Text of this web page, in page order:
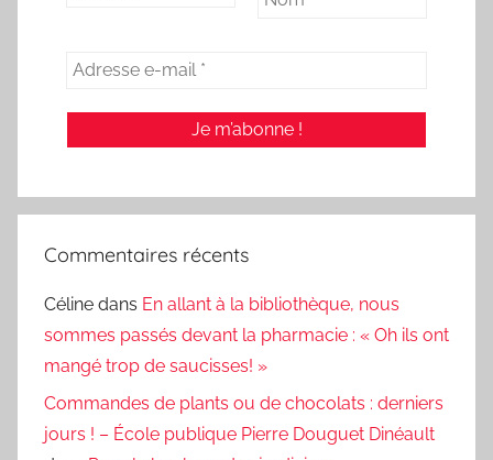
Commentaires récents
Céline dans En allant à la bibliothèque, nous
sommes passés devant la pharmacie : « Oh ils ont
mangé trop de saucisses! »
Commandes de plants ou de chocolats : derniers
jours ! – École publique Pierre Douguet Dinéault